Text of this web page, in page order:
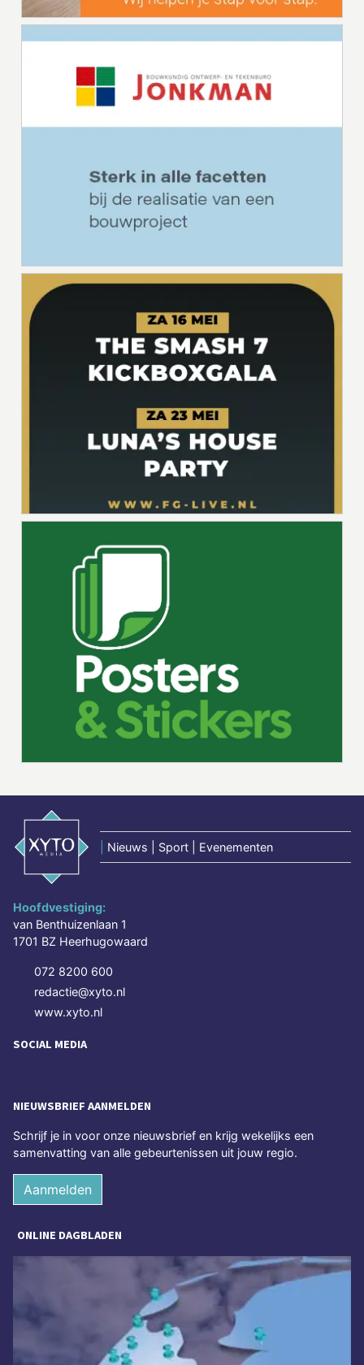
Nieuws | Sport | Evenementen
Hoofdvestiging:
van Benthuizenlaan 1
1701 BZ Heerhugowaard
072 8200 600
redactie@xyto.nl
www.xyto.nl
SOCIAL MEDIA
NIEUWSBRIEF AANMELDEN
Schrijf je in voor onze nieuwsbrief en krijg wekelijks een
samenvatting van alle gebeurtenissen uit jouw regio.
Aanmelden
ONLINE DAGBLADEN